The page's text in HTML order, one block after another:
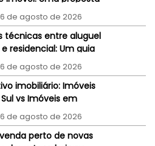
ou e-mail
jurídica?
de agosto de 2026
técnicas entre aluguel
residencial: Um guia
de agosto de 2026
imobiliário: Imóveis
vs Imóveis em
(interior x capital)
de agosto de 2026
perto de novas